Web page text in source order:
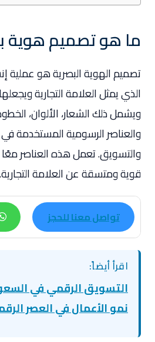
ما هو تصميم هوية
تصميم الهوية البصرية هو عملية
الذي يمثل العلامة التجارية
ويشمل ذلك الشعار، الألوان،
والعناصر الرسومية المستخدمة
والتسويق. تعمل هذه العناصر
قوية ومتسقة عن العلامة التجارية.
تواصل معنا للحجز
اقرأ أيضاً:
التسويق الرقمي في
نمو الأعمال في العصر الرقمي